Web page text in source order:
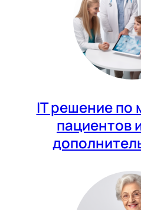
IT решение по
пациентов